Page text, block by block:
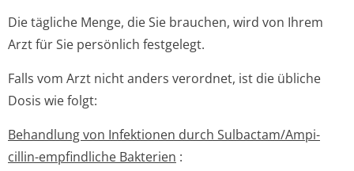
Die tägliche Menge, die Sie brauchen, wird von Ihrem
Arzt für Sie persönlich festgelegt.
Falls vom Arzt nicht anders verordnet, ist die übliche
Dosis wie folgt:
Behandlung von Infektionen durch Sulbactam/Ampi­
cillin-empfindliche Bakterien :